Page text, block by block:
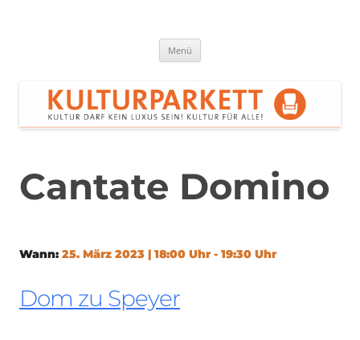
Menü
Cantate Domino
Wann: 25. März 2023 | 18:00 Uhr - 19:30 Uhr
Dom zu Speyer